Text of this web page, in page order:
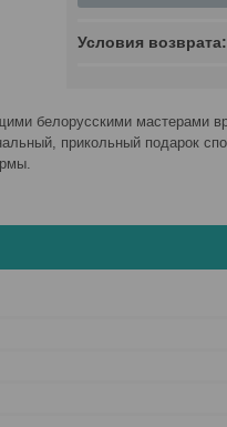
белорусскими мастерами
прикольный подарок